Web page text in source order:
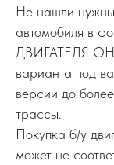
Не нашли
автомобиля в
ДВИГАТЕЛЯ
варианта под
версии до
трассы.
Покупка б/у
может не